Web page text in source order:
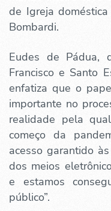
de Igreja
Bombardi.
Eudes de Pádua,
Francisco e Santo
enfatiza que o
importante no
realidade pela
começo da
acesso garantido
dos meios
e estamos
público”.